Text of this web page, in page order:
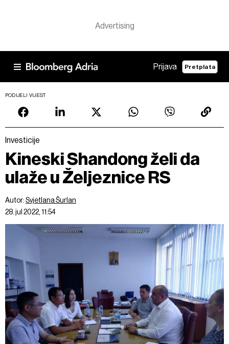
Prijava Pretplata
PODIJELI VIJEST
Investicije
Kineski Shandong želi da
ulaže u Željeznice RS
Autor:Svjetlana Šurlan
28. jul 2022, 11:54